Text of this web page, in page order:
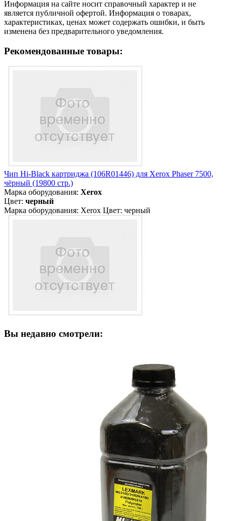
Информация на сайте носит справочный характер и не
является публичной офертой. Информация о товарах,
характеристиках, ценах может содержать ошибки, и быть
изменена без предварительного уведомления.
Рекомендованные товары:
Чип Hi-Black картриджа (106R01446) для Xerox Phaser 7500,
чёрный (19800 стр.)
Марка оборудования: Xerox
Цвет: черный
Марка оборудования: Xerox Цвет: черный
Вы недавно смотрели: